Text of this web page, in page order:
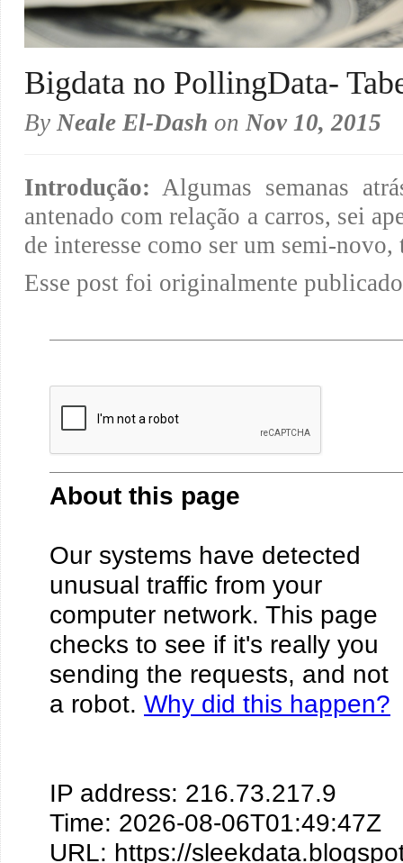
Bigdata no PollingData-
ByNeale El-Dash onNov 10, 2015
Introdução: Algumas semanas
antenado com relação a carros, sei
de interesse como ser um semi-
Esse post foi originalmente